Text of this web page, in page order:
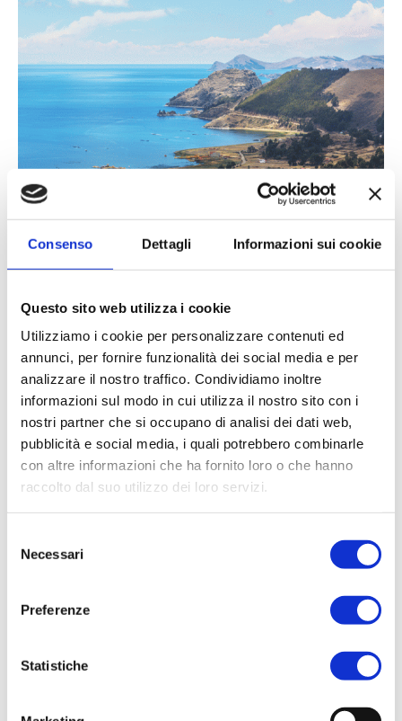
Consenso Dettagli Informazioni sui cookie
Questo sito web utilizza i cookie
Utilizziamo i cookie per personalizzare contenuti ed
annunci, per fornire funzionalità dei social media e per
analizzare il nostro traffico. Condividiamo inoltre
informazioni sul modo in cui utilizza il nostro sito con i
nostri partner che si occupano di analisi dei dati web,
pubblicità e social media, i quali potrebbero combinarle
con altre informazioni che ha fornito loro o che hanno
raccolto dal suo utilizzo dei loro servizi.
delNecessari
Preferenze
Statistiche
LAGUNA VERDE
LaLaguna Verdesi trova nell’area sud-ovest della Bolivia, vicino
al confine con il Cile. Il lago ha un colore verde particolarissimo,
che varia in base alla luce da turchese a smeraldo. Il motivo del
arsenico e carbonati di calcio e a causa di questi minerali l’acqua
del lago rimane liquida fino a -21 gradi Celsius.
(vulcano composito) il cui cono, dalla forma quasi perfetta, sorge
a meno di 5 km del lago. Volcán Licancabur è considerata una
pendii e sul cratere sommitale, che anticamente celava una